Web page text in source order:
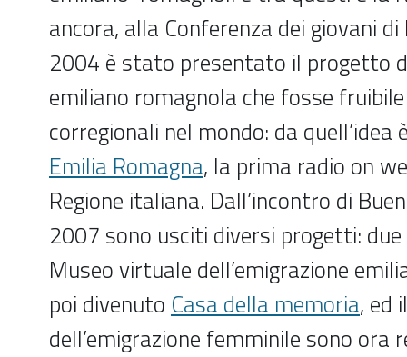
ancora, alla Conferenza dei giovani
2004 è stato presentato il progetto
emiliano romagnola che fosse
corregionali nel mondo: da
Emilia Romagna, la prima radio on
Regione italiana. Dall’incontro di
2007 sono usciti diversi progetti:
Museo virtuale dell’emigrazione
poi divenuto Casa della memoria, ed
dell’emigrazione femminile sono ora